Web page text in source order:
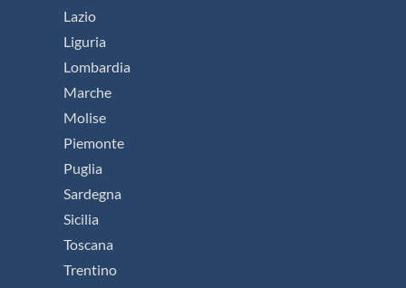
Lazio
Liguria
Lombardia
Marche
Molise
Piemonte
Puglia
Sardegna
Sicilia
Toscana
Trentino